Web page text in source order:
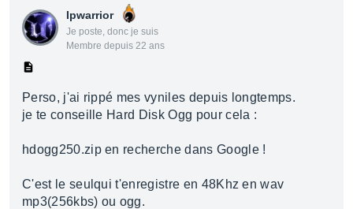
Ipwarrior
Je poste, donc je suis
Membre depuis 22 ans
Perso, j'ai rippé mes vyniles depuis longtemps.
je te conseille Hard Disk Ogg pour cela :
hdogg250.zip en recherche dans Google !
C'est le seulqui t'enregistre en 48Khz en wav
mp3(256kbs) ou ogg.